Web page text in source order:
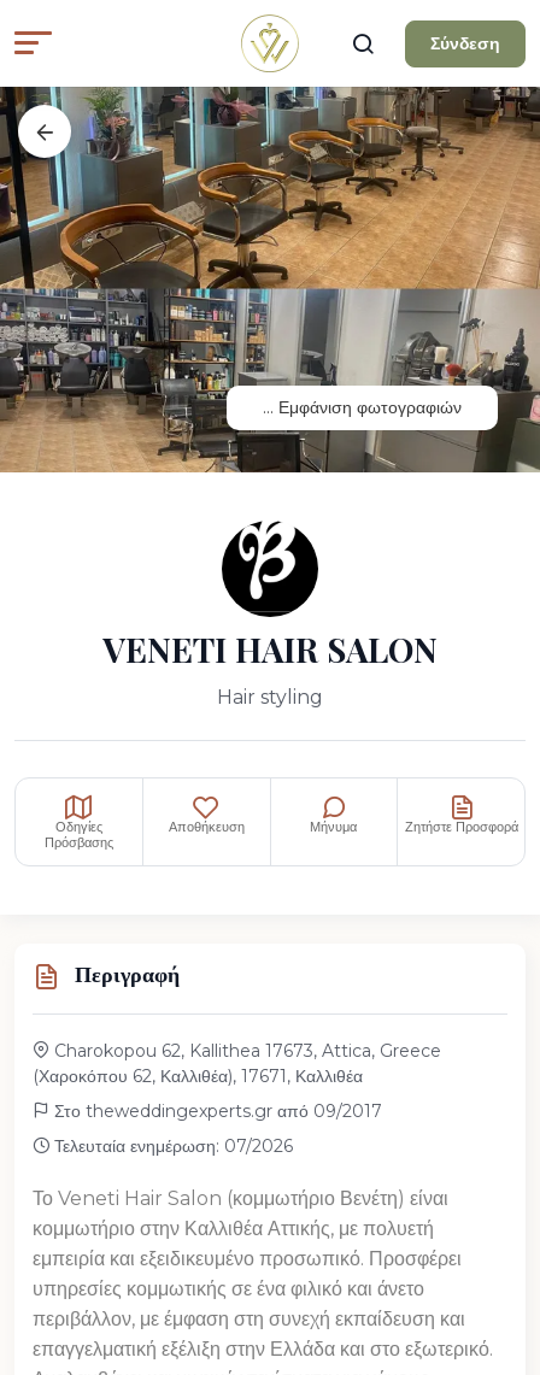
Σύνδεση
... Εμφάνιση φωτογραφιών
VENETI HAIR SALON
Hair styling
Οδηγίες
Πρόσβασης
Αποθήκευση Μήνυμα Ζητήστε Προσφορά
Περιγραφή
Charokopou 62, Kallithea 17673, Attica, Greece
(Χαροκόπου 62, Καλλιθέα), 17671, Καλλιθέα
Στο theweddingexperts.gr από 09/2017
Τελευταία ενημέρωση: 07/2026
Το Veneti Hair Salon (κομμωτήριο Βενέτη) είναι
κομμωτήριο στην Καλλιθέα Αττικής, με πολυετή
εμπειρία και εξειδικευμένο προσωπικό. Προσφέρει
υπηρεσίες κομμωτικής σε ένα φιλικό και άνετο
περιβάλλον, με έμφαση στη συνεχή εκπαίδευση και
επαγγελματική εξέλιξη στην Ελλάδα και στο εξωτερικό.